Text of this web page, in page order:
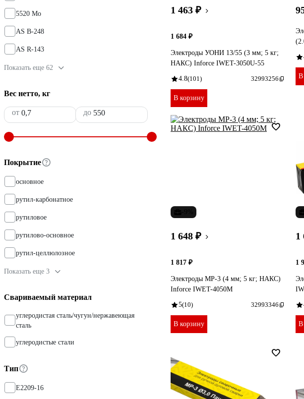
5520 Мо
AS B-248
AS R-143
Показать еще 62
Вес нетто, кг
от до
Покрытие
основное
рутил-карбонатное
рутиловое
рутилово-основное
рутил-целлюлозное
Показать еще 3
Свариваемый материал
углеродистая сталь/чугун/нержавеющая
сталь
углеродистые стали
Тип
E2209-16
1 463 ₽
1 684 ₽
Электроды УОНИ 13/55 (3 мм; 5 кг;
НАКС) Inforce IWET-3050U-55
4.8(101) 32993256
В корзину
В
1 648 ₽
1 817 ₽
Электроды МР-3 (4 мм; 5 кг; НАКС)
Inforce IWET-4050M
5(10) 32993346
В корзину
1
1
В